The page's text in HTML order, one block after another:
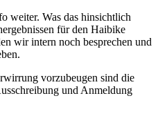
weiter. Was das hinsichtlich
für den Haibike
wir intern noch besprechen und
vorzubeugen sind die
und Anmeldung